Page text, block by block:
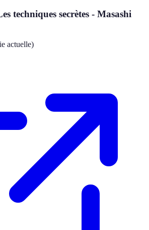
techniques secrètes - Masashi
actuelle)